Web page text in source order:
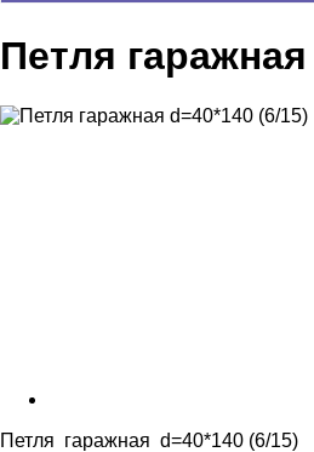
Петля
Петля гаражная d=40*140 (6/15)